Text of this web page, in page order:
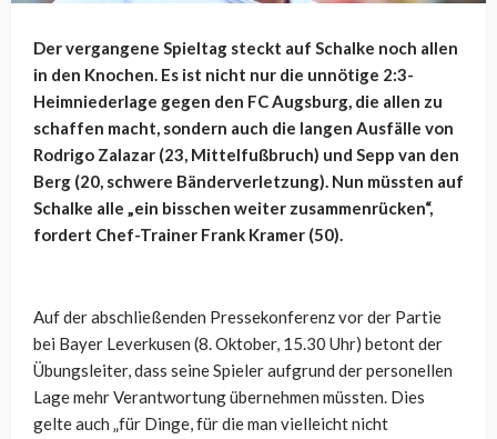
Der vergangene Spieltag steckt auf Schalke noch allen
in den Knochen. Es ist nicht nur die unnötige 2:3-
Heimniederlage gegen den FC Augsburg, die allen zu
schaffen macht, sondern auch die langen Ausfälle von
Rodrigo Zalazar (23, Mittelfußbruch) und Sepp van den
Berg (20, schwere Bänderverletzung). Nun müssten auf
Schalke alle „ein bisschen weiter zusammenrücken“,
fordert Chef-Trainer Frank Kramer (50).
Auf der abschließenden Pressekonferenz vor der Partie
bei Bayer Leverkusen (8. Oktober, 15.30 Uhr) betont der
Übungsleiter, dass seine Spieler aufgrund der personellen
Lage mehr Verantwortung übernehmen müssten. Dies
gelte auch „für Dinge, für die man vielleicht nicht